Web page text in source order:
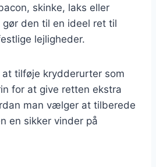
skinke, laks eller
den til en ideel ret til
lejligheder.
tilføje krydderurter som
for at give retten ekstra
man vælger at tilberede
en sikker vinder på